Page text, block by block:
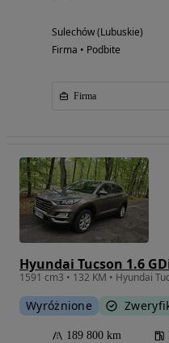
Sulechów (Lubuskie)
Firma • Podbite
Firma
Hyundai Tucson 1.6
Wyróżnione
189 800 km